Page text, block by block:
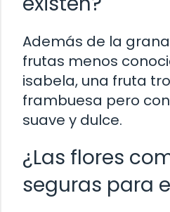
Además de la
frutas menos
isabela, una fruta
frambuesa pero
suave y dulce.
¿Las flores
seguras para